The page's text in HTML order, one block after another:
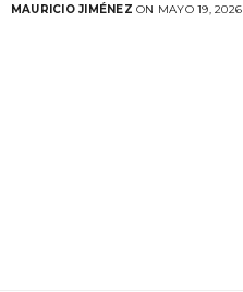
MAURICIO JIMÉNEZ ON MAYO 19, 2026